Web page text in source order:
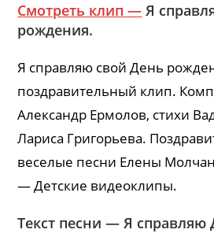
Смотреть клип — Я
рождения.
Я справляю свой День
поздравительный клип.
Александр Ермолов, стихи
Лариса Григорьева.
веселые песни Елены
— Детские видеоклипы.
Текст песни — Я справляю